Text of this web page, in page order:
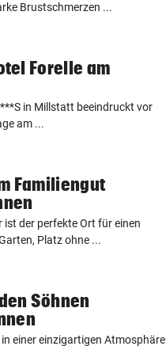
Brustschmerzen ...
Forelle am
in Millstatt beeindruckt vor
am ...
Familiengut
der perfekte Ort für einen
Platz ohne ...
Söhnen
einer einzigartigen Atmosphäre